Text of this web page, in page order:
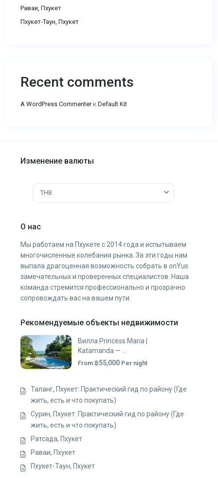
Раваи, Пхукет
Пхукет-Таун, Пхукет
Recent comments
A WordPress Commenterк Default Kit
Изменение валюты
THB
О нас
Мы работаем на Пхукете с 2014 года и испытываем
многочисленные колебания рынка. За эти годы нам
выпала драгоценная возможность собрать в onYus
замечательных и проверенных специалистов. Наша
команда стремится профессионально и прозрачно
сопровождать вас на вашем пути.
Рекомендуемые объекты недвижимости
Вилла Princess Maria |
Katamanda — ...
From ฿55,000 Per night
Таланг, Пхукет: Практический гид по району (Где
жить, есть и что покупать)
Сурин, Пхукет: Практический гид по району (Где
жить, есть и что покупать)
Ратсада, Пхукет
Раваи, Пхукет
Пхукет-Таун, Пхукет